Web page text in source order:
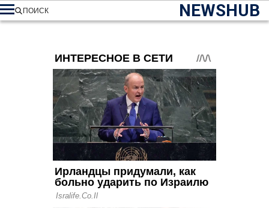
NEWSHUB
ПОИСК